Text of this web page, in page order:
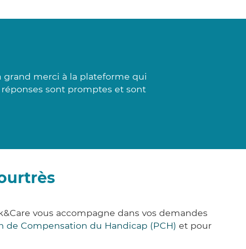
grand merci à la plateforme qui
sont promptes et sont
vous accompagne dans vos demandes
de Compensation du Handicap (PCH) et pour